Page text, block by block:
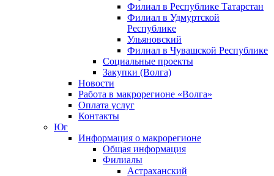
Филиал в Республике Татарстан
Филиал в Удмуртской
Республике
Ульяновский
Филиал в Чувашской Республике
Социальные проекты
Закупки (Волга)
Новости
Работа в макрорегионе «Волга»
Оплата услуг
Контакты
Юг
Информация о макрорегионе
Общая информация
Филиалы
Астраханский